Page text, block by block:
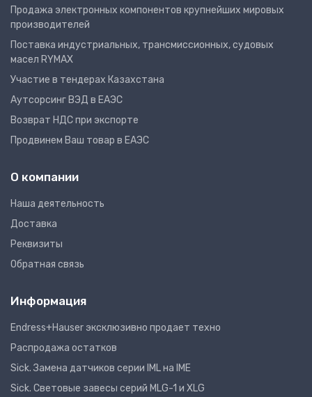
Продажа электронных компонентов крупнейших мировых
производителей
Поставка индустриальных, трансмиссионных, судовых
масел RYMAX
Участие в тендерах Казахстана
Аутсорсинг ВЭД в ЕАЭС
Возврат НДС при экспорте
Продвинем Ваш товар в ЕАЭС
О компании
Наша деятельность
Доставка
Реквизиты
Обратная связь
Информация
Endress+Hauser эксклюзивно продает техно
Распродажа остатков
Sick. Замена датчиков серии IML на IME
Sick. Световые завесы серий MLG-1 и XLG